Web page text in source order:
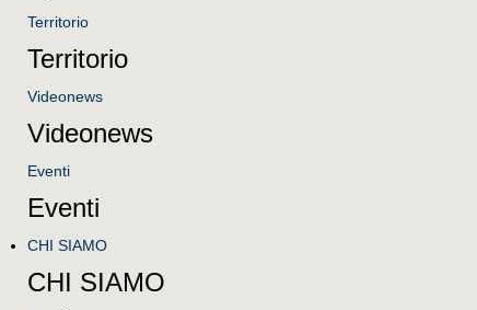
Territorio
Territorio
Videonews
Videonews
Eventi
Eventi
CHI SIAMO
CHI SIAMO